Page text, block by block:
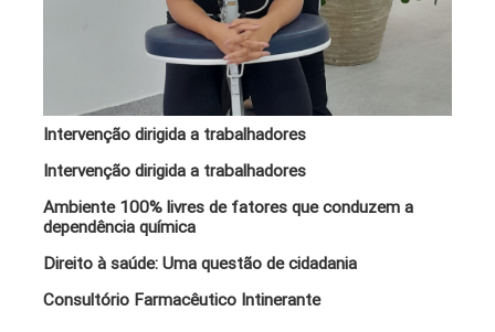
Intervenção dirigida a trabalhadores
Intervenção dirigida a trabalhadores
Ambiente 100% livres de fatores que conduzem a
dependência química
Direito à saúde: Uma questão de cidadania
Consultório Farmacêutico Intinerante